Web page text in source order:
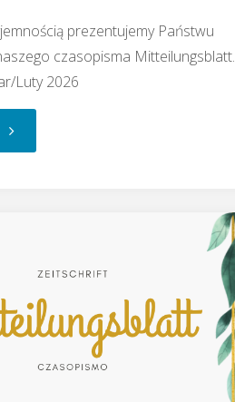
prezentujemy Państwu
czasopisma Mitteilungsblatt.
Luty 2026